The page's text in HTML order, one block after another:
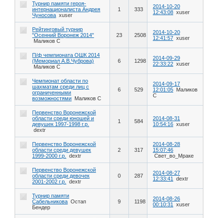
Турнир памяти героя-
интернационалиста Андрея
Чуносова xuser
1 333
2014-10-20
12:43:08 xuser
Рейтинговый турнир
"Осенний Воронеж 2014"
Маликов С
23 2508
2014-10-20
12:41:57 xuser
П/ф чемпионата ОШК 2014
(Мемориал А.В.Чуброва)
Маликов С
6 1298
2014-09-29
22:33:22 xuser
Чемпионат области по
шахматам среди лиц с
ограниченными
возможностями Маликов С
6 529
2014-09-17
12:01:05 Маликов
С
Первенство Воронежской
области среди юношей и
девушек 1997-1998 г.р.
dextr
1 584
2014-08-31
10:54:16 xuser
Первенство Воронежской
области среди девушек
1999-2000 г.р.
dextr
2 317
2014-08-28
15:07:46
Свет_во_Мраке
Первенство Воронежской
области среди девочек
2001-2002 г.р.
dextr
0 287
2014-08-27
12:33:41
dextr
Турнир памяти
Сабельникова Остап
Бендер
9 1198
2014-08-26
00:10:31
xuser